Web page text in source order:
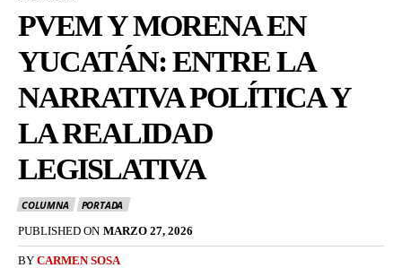
PVEM Y MORENA EN
YUCATÁN: ENTRE LA
NARRATIVA POLÍTICA Y
LA REALIDAD
LEGISLATIVA
COLUMNA
PORTADA
PUBLISHED ON MARZO 27, 2026
BY CARMEN SOSA